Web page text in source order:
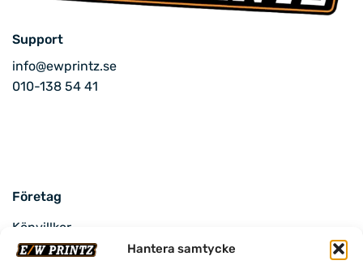
Hantera samtycke
Support
info@ewprintz.se
010-138 54 41
Företag
Köpvillkor
Cookie policy